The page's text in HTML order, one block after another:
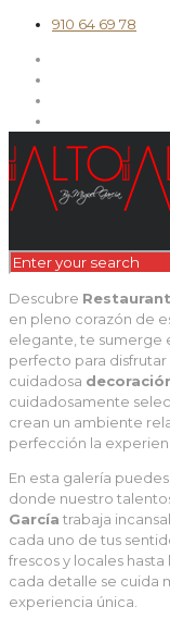
910 64 69 78
Descubre
en pleno corazón de
elegante, te sumerge
perfecto para
cuidadosa
cuidadosamente
crean un ambiente
perfección la
En esta galería
donde nuestro
García trabaja
cada uno de tus
frescos y locales
cada detalle se cuida
experiencia única.